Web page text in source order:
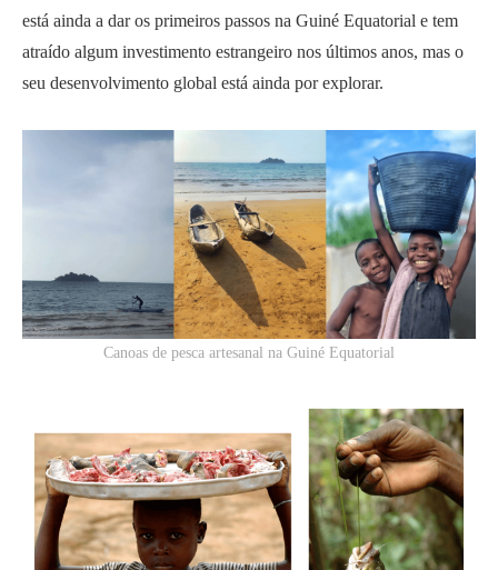
está ainda a dar os primeiros passos na Guiné Equatorial e tem
atraído algum investimento estrangeiro nos últimos anos, mas o
seu desenvolvimento global está ainda por explorar.
Canoas de pesca artesanal na Guiné Equatorial